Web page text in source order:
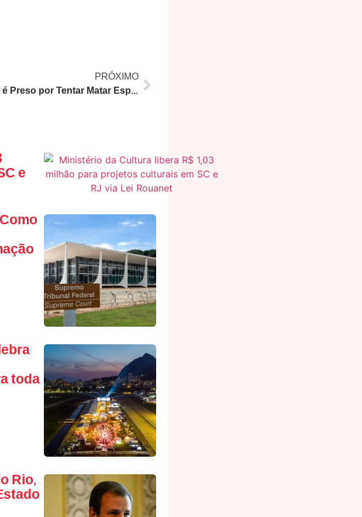
PRÓXIMO
Marido é Preso por Tentar Matar Esposa com ‘Chumbinho’ no RJ; Filha Também é Investigada
e
toda
Rio,